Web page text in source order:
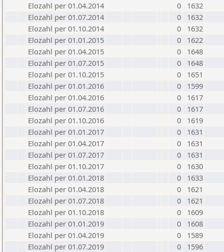
Elozahl per 01.04.2014
0
1632
Elozahl per 01.07.2014
0
1632
Elozahl per 01.10.2014
0
1632
Elozahl per 01.01.2015
0
1622
Elozahl per 01.04.2015
0
1648
Elozahl per 01.07.2015
0
1648
Elozahl per 01.10.2015
0
1651
Elozahl per 01.01.2016
0
1599
Elozahl per 01.04.2016
0
1617
Elozahl per 01.07.2016
0
1617
Elozahl per 01.10.2016
0
1619
Elozahl per 01.01.2017
0
1631
Elozahl per 01.04.2017
0
1631
Elozahl per 01.07.2017
0
1631
Elozahl per 01.10.2017
0
1630
Elozahl per 01.01.2018
0
1633
Elozahl per 01.04.2018
0
1621
Elozahl per 01.07.2018
0
1621
Elozahl per 01.10.2018
0
1609
Elozahl per 01.01.2019
0
1608
Elozahl per 01.04.2019
0
1589
Elozahl per 01.07.2019
0
1596